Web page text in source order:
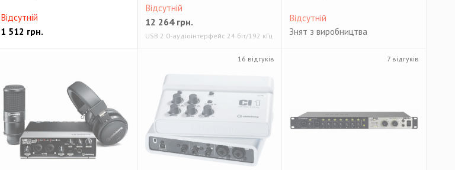
Відсутній
1 512 грн.
Відсутній
12 264грн.
USB 2.0-аудіоінтерфейс 24 біт/192 кГц
Відсутній
Знят з виробництва
16 відгуків 7 відгуків